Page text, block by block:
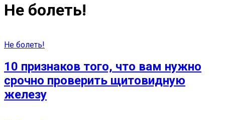
Не болеть!
Не болеть!
10 признаков того, что вам нужно
срочно проверить щитовидную
железу